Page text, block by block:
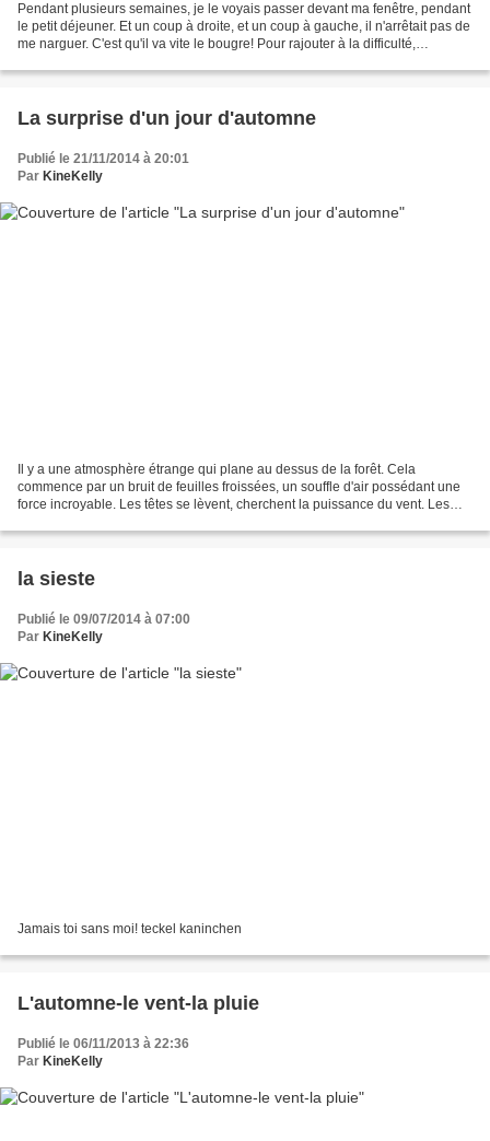
Pendant plusieurs semaines, je le voyais passer devant ma fenêtre, pendant
le petit déjeuner. Et un coup à droite, et un coup à gauche, il n'arrêtait pas de
me narguer. C'est qu'il va vite le bougre! Pour rajouter à la difficulté,
La surprise d'un jour d'automne
Publié le 21/11/2014 à 20:01
Par KineKelly
Il y a une atmosphère étrange qui plane au dessus de la forêt. Cela
commence par un bruit de feuilles froissées, un souffle d'air possédant une
force incroyable. Les têtes se lèvent, cherchent la puissance du vent. Les
la sieste
Publié le 09/07/2014 à 07:00
Par KineKelly
Jamais toi sans moi! teckel kaninchen
L'automne-le vent-la pluie
Publié le 06/11/2013 à 22:36
Par KineKelly